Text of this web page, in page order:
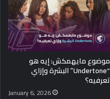
موضوع مايهمكش: إيه هو
“Undertone” البشرة وإزاي
تعرفيه؟
January 6, 2026